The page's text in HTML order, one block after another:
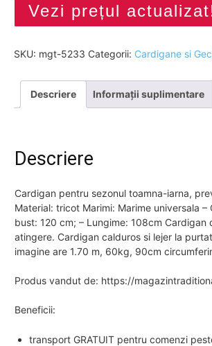
Vezi prețul
SKU: mgt-5233 Categorii: Cardigane si
Descriere Informații suplimentare
Descriere
Cardigan pentru sezonul toamna-iarna,
Material: tricot Marimi: Marime universala –
bust: 120 cm; – Lungime: 108cm Cardigan
atingere. Cardigan calduros si lejer la
imagine are 1.70 m, 60kg, 90cm
Produs vandut de: https://
Beneficii:
transport GRATUIT pentru comenzi